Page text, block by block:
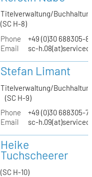
Titelverwaltung/
(SC H-8)
Phone
+49 (0)30 688305-
Email
sc-
Stefan Limant
Titelverwaltung/
(SC H-9)
Phone
+49 (0)30 688305-
Email
sc-
Heike
Tuchscheerer
(SC H-10)